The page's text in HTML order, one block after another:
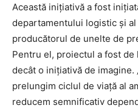
Această inițiativă a fost
departamentului logistic și
producătorul de unelte de
Pentru el, proiectul a fost
decât o inițiativă de
prelungim ciclul de viață al
reducem semnificativ